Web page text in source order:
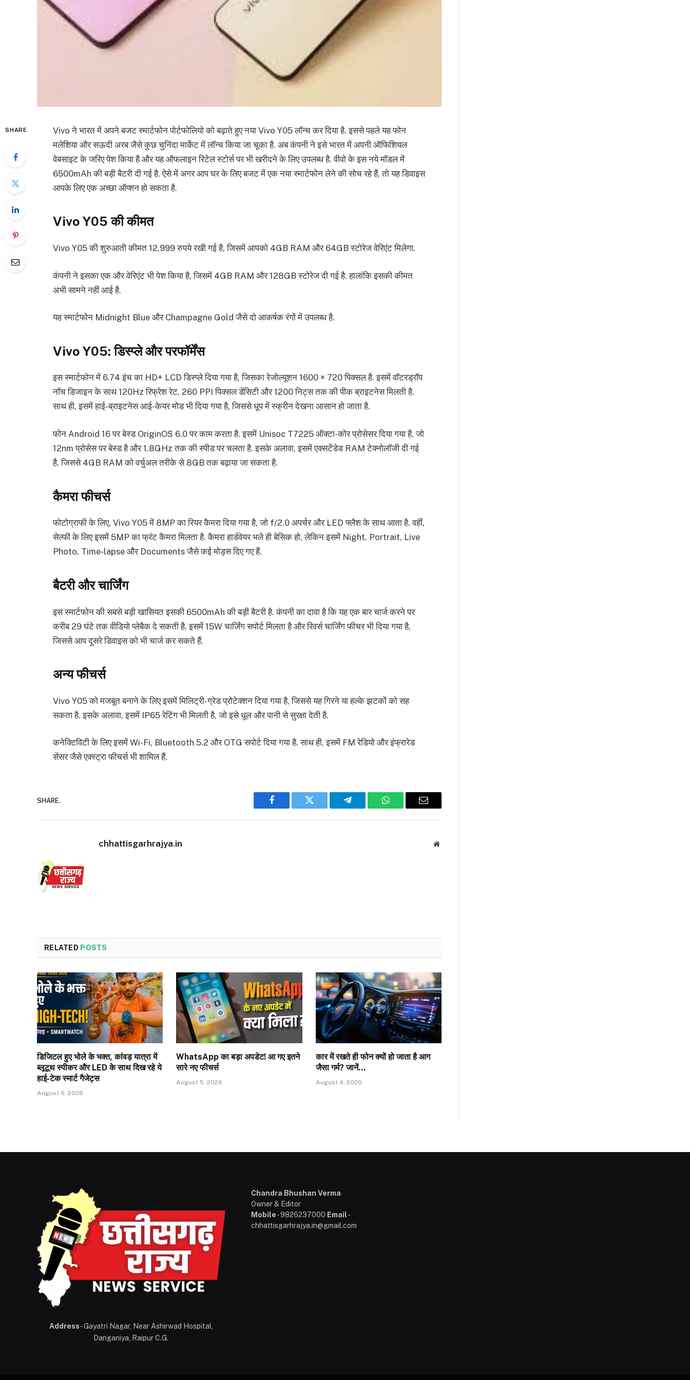
SHARE
Vivo ने भारत में अपने बजट स्मार्टफोन पोर्टफोलियो को बढ़ाते हुए नया Vivo Y05 लॉन्च कर दिया है. इससे पहले यह फोन
मलेशिया और सऊदी अरब जैसे कुछ चुनिंदा मार्केट में लॉन्च किया जा चूका है. अब कंपनी ने इसे भारत में अपनी ऑफिशियल
वेबसाइट के जरिए पेश किया है और यह ऑफलाइन रिटेल स्टोर्स पर भी खरीदने के लिए उपलब्ध है. वीवो के इस नये मॉडल में
6500mAh की बड़ी बैटरी दी गई है. ऐसे में अगर आप घर के लिए बजट में एक नया स्मार्टफोन लेने की सोच रहे हैं, तो यह डिवाइस
आपके लिए एक अच्छा ऑप्शन हो सकता है.
Vivo Y05 की कीमत
Vivo Y05 की शुरुआती कीमत 12,999 रुपये रखी गई है, जिसमें आपको 4GB RAM और 64GB स्टोरेज वेरिएंट मिलेगा.
कंपनी ने इसका एक और वेरिएंट भी पेश किया है, जिसमें 4GB RAM और 128GB स्टोरेज दी गई है. हालांकि इसकी कीमत
अभी सामने नहीं आई है.
यह स्मार्टफोन Midnight Blue और Champagne Gold जैसे दो आकर्षक रंगों में उपलब्ध है.
Vivo Y05: डिस्प्ले और परफॉर्मेंस
इस स्मार्टफोन में 6.74 इंच का HD+ LCD डिस्प्ले दिया गया है, जिसका रेजोल्यूशन 1600 × 720 पिक्सल है. इसमें वॉटरड्रॉप
नॉच डिजाइन के साथ 120Hz रिफ्रेश रेट, 260 PPI पिक्सल डेंसिटी और 1200 निट्स तक की पीक ब्राइटनेस मिलती है.
साथ ही, इसमें हाई-ब्राइटनेस आई-केयर मोड भी दिया गया है, जिससे धूप में स्क्रीन देखना आसान हो जाता है.
फोन Android 16 पर बेस्ड OriginOS 6.0 पर काम करता है. इसमें Unisoc T7225 ऑक्टा-कोर प्रोसेसर दिया गया है, जो
12nm प्रोसेस पर बेस्ड है और 1.8GHz तक की स्पीड पर चलता है. इसके अलावा, इसमें एक्सटेंडेड RAM टेक्नोलॉजी दी गई
है, जिससे 4GB RAM को वर्चुअल तरीके से 8GB तक बढ़ाया जा सकता है.
कैमरा फीचर्स
फोटोग्राफी के लिए, Vivo Y05 में 8MP का रियर कैमरा दिया गया है, जो f/2.0 अपर्चर और LED फ्लैश के साथ आता है. वहीं,
सेल्फी के लिए इसमें 5MP का फ्रंट कैमरा मिलता है. कैमरा हार्डवेयर भले ही बेसिक हो, लेकिन इसमें Night, Portrait, Live
Photo, Time-lapse और Documents जैसे कई मोड्स दिए गए हैं.
बैटरी और चार्जिंग
इस स्मार्टफोन की सबसे बड़ी खासियत इसकी 6500mAh की बड़ी बैटरी है. कंपनी का दावा है कि यह एक बार चार्ज करने पर
करीब 29 घंटे तक वीडियो प्लेबैक दे सकती है. इसमें 15W चार्जिंग सपोर्ट मिलता है और रिवर्स चार्जिंग फीचर भी दिया गया है,
जिससे आप दूसरे डिवाइस को भी चार्ज कर सकते हैं.
अन्य फीचर्स
Vivo Y05 को मजबूत बनाने के लिए इसमें मिलिट्री-ग्रेड प्रोटेक्शन दिया गया है, जिससे यह गिरने या हल्के झटकों को सह
सकता है. इसके अलावा, इसमें IP65 रेटिंग भी मिलती है, जो इसे धूल और पानी से सुरक्षा देती है.
कनेक्टिविटी के लिए इसमें Wi-Fi, Bluetooth 5.2 और OTG सपोर्ट दिया गया है. साथ ही, इसमें FM रेडियो और इंफ्रारेड
सेंसर जैसे एक्स्ट्रा फीचर्स भी शामिल हैं.
SHARE.
Facebook Twitter Telegram WhatsAppEmail
chhattisgarhrajya.in Website
RELATED POSTS
डिजिटल हुए भोले के भक्त, कांवड़ यात्रा में
ब्लूटूथ स्पीकर और LED के साथ दिख रहे ये
हाई-टेक स्मार्ट गैजेट्स
August 6, 2026
WhatsApp का बड़ा अपडेट! आ गए इतने
सारे नए फीचर्स
August 5, 2026
कार में रखते ही फोन क्यों हो जाता है आग
जैसा गर्म? जानें…
August 4, 2026
Address- Gayatri Nagar, Near Ashirwad Hospital,
Danganiya, Raipur C.G.
Chandra Bhushan Verma
Owner & Editor
Mobile- 9826237000 Email-
chhattisgarhrajya.in@gmail.com